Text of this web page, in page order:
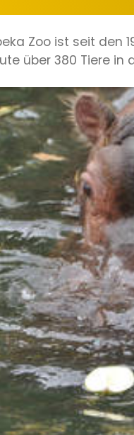
Zoo ist seit den
über 380 Tiere